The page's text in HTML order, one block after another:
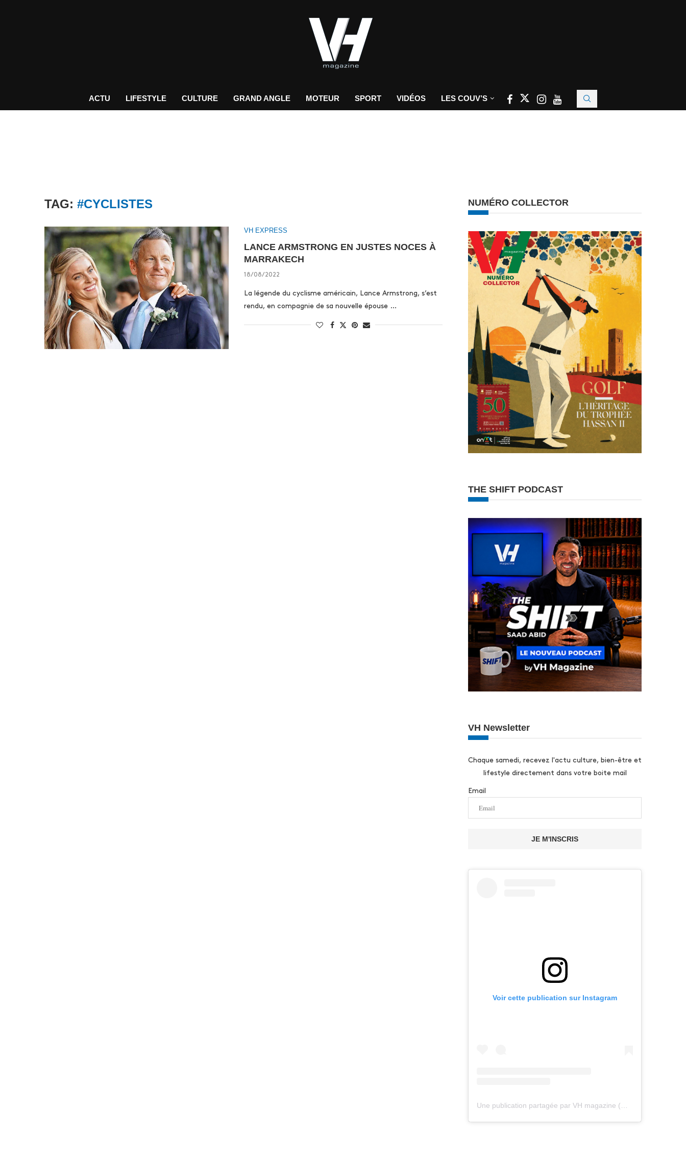
ACTU LIFESTYLE CULTURE GRAND ANGLE MOTEUR SPORT VIDÉOS LES COUV’S
TAG: #CYCLISTES
VH EXPRESS
LANCE ARMSTRONG EN JUSTES NOCES À
MARRAKECH
18/08/2022
La légende du cyclisme américain, Lance Armstrong, s’est
rendu, en compagnie de sa nouvelle épouse …
NUMÉRO COLLECTOR
THE SHIFT PODCAST
VH Newsletter
Chaque samedi, recevez l'actu culture, bien-être et
lifestyle directement dans votre boite mail
Email
JE M'INSCRIS
Voir cette publication sur Instagram